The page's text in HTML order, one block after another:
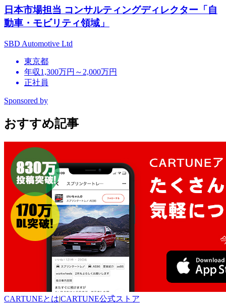
日本市場担当 コンサルティングディレクター「自
動車・モビリティ領域」
SBD Automotive Ltd
東京都
年収1,300万円～2,000万円
正社員
Sponsored by
おすすめ記事
CARTUNEとは|CARTUNE公式ストア